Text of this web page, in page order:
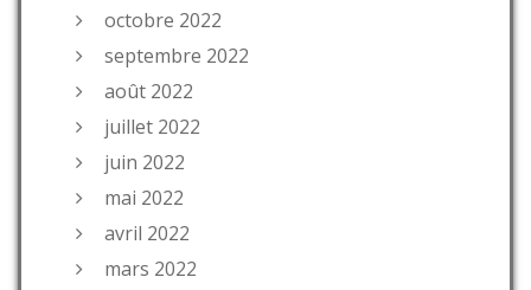
octobre 2022
septembre 2022
août 2022
juillet 2022
juin 2022
mai 2022
avril 2022
mars 2022